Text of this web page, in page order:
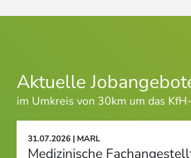
Aktuelle
im Umkreis von 30km um das
31.07.2026 | MARL
Medizinische